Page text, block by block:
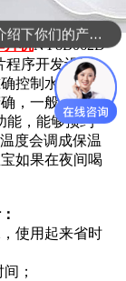
片机NY8B062D
程序开发设计
控制水温，相
，一般波动范
能，能够预约
度会调成保温
如果在夜间喝
使用起来省时
；
可以介绍下你们的产品么？